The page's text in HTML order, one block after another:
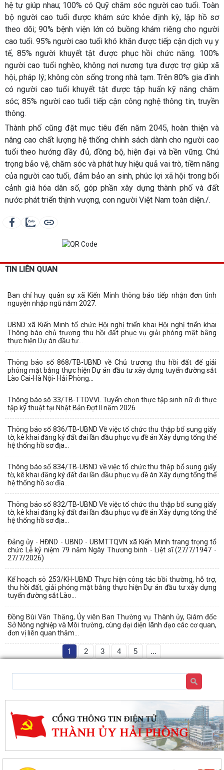
hệ tự giúp nhau; 100% có Quỹ chăm sóc người cao tuổi. Toàn
bộ người cao tuổi được khám sức khỏe định kỳ, lập hồ sơ
theo dõi; 90% bệnh viện lớn có buồng khám riêng cho người
cao tuổi. 95% người cao tuổi khó khăn được tiếp cận dịch vụ y
tế, 85% người khuyết tật được phục hồi chức năng. 100%
người cao tuổi nghèo, không nơi nương tựa được trợ giúp xã
hội, pháp lý; không còn sống trong nhà tạm. Trên 80% gia đình
có người cao tuổi khuyết tật được tập huấn kỹ năng chăm
sóc; 85% người cao tuổi tiếp cận công nghệ thông tin, truyền
thông.
Thành phố cũng đặt mục tiêu đến năm 2045, hoàn thiện và
nâng cao chất lượng hệ thống chính sách dành cho người cao
tuổi theo hướng đầy đủ, đồng bộ, hiện đại và bền vững. Chú
trọng bảo vệ, chăm sóc và phát huy hiệu quả vai trò, tiềm năng
của người cao tuổi, đảm bảo an sinh, phúc lợi xã hội trong bối
cảnh già hóa dân số, góp phần xây dựng thành phố và đất
nước phát triển thịnh vượng, con người Việt Nam toàn diện./.
TIN LIÊN QUAN
Ban chỉ huy quân sự xã Kiến Minh thông báo tiếp nhận đơn tình
nguyện nhập ngũ năm 2027.
UBND xã Kiến Minh tổ chức Hội nghị triển khai Hội nghị triển khai
Thông báo chủ trương thu hồi đất phục vụ giải phóng mặt bằng
thực hiện Dự án đầu tư...
Thông báo số 868/TB-UBND về Chủ trương thu hồi đất để giải
phóng mặt bằng thực hiện Dự án đầu tư xây dựng tuyến đường sắt
Lào Cai-Hà Nội- Hải Phòng...
Thông báo sô 33/TB-TTDVVL Tuyển chọn thực tập sinh nữ đi thực
tập kỹ thuật tại Nhật Bản Đợt II năm 2026
Thông báo số 836/TB-UBND Về việc tổ chức thu thập bổ sung giấy
tờ, kê khai đăng ký đất đai lần đầu phục vụ đề án Xây dựng tổng thể
hệ thống hồ sơ địa...
Thông báo số 834/TB-UBND về việc tổ chức thu thập bổ sung giấy
tờ, kê khai đăng ký đất đai lần đầu phục vụ đề án Xây dựng tổng thể
hệ thống hồ sơ địa...
Thông báo số 832/TB-UBND Về việc tổ chức thu thập bổ sung giấy
tờ, kê khai đăng ký đất đai lần đầu phục vụ đề án Xây dựng tổng thể
hệ thống hồ sơ địa...
Đảng ủy - HĐND - UBND - UBMTTQVN xã Kiến Minh trang trọng tổ
chức Lễ kỷ niệm 79 năm Ngày Thương binh - Liệt sĩ (27/7/1947 -
27/7/2026)
Kế hoạch sô 253/KH-UBND Thực hiện công tác bồi thường, hỗ trợ,
thu hồi đất, giải phóng mặt bằng thực hiện Dự án đầu tư xây dựng
tuyến đường sắt Lào...
Đồng Bùi Văn Thăng, Ủy viên Ban Thường vụ Thành ủy, Giám đốc
Sở Nông nghiệp và Môi trường, cùng đại diện lãnh đạo các cơ quan,
đơn vị liên quan thăm...
1 2 3 4 5 ...